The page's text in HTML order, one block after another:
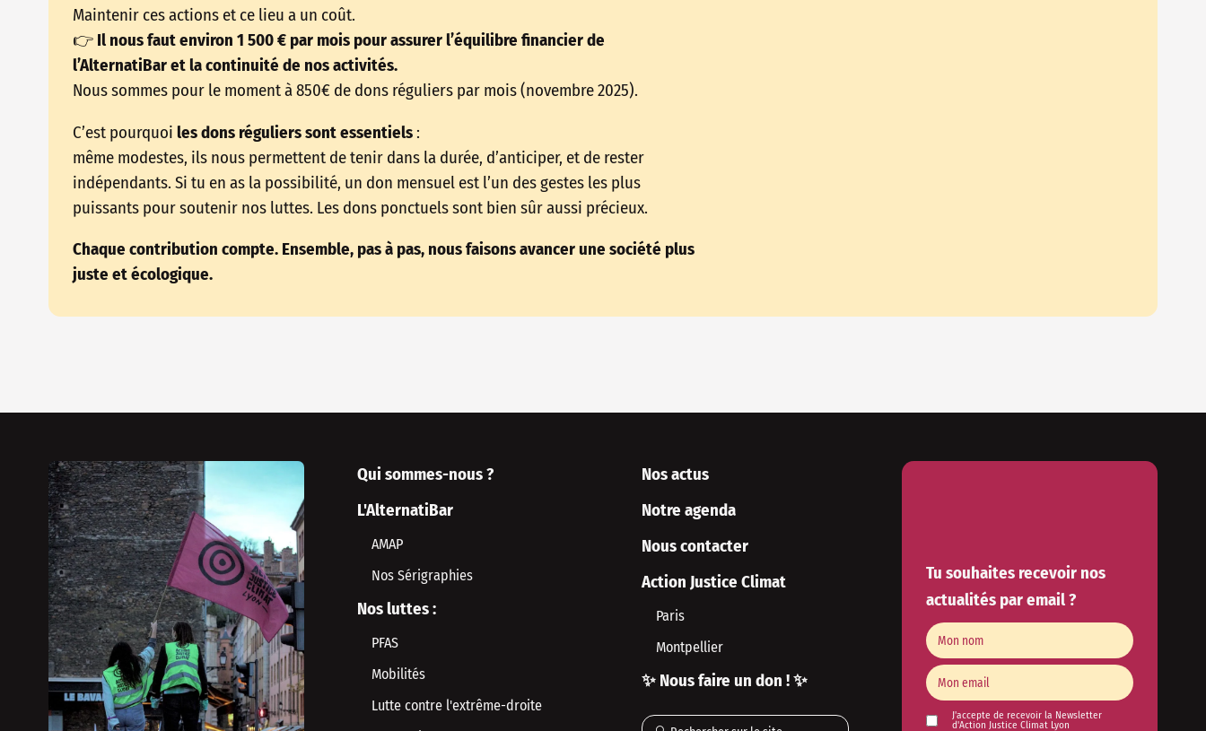
Maintenir ces actions et ce lieu a un coût.
👉 Il nous faut environ 1 500 € par mois pour assurer l’équilibre financier de
l’AlternatiBar et la continuité de nos activités.
Nous sommes pour le moment à 850€ de dons réguliers par mois (novembre 2025).
C’est pourquoi les dons réguliers sont essentiels:
même modestes, ils nous permettent de tenir dans la durée, d’anticiper, et de rester
indépendants. Si tu en as la possibilité, un don mensuel est l’un des gestes les plus
puissants pour soutenir nos luttes. Les dons ponctuels sont bien sûr aussi précieux.
Chaque contribution compte. Ensemble, pas à pas, nous faisons avancer une société plus
juste et écologique.
Qui sommes-nous ?
L'AlternatiBar
AMAP
Nos Sérigraphies
Nos luttes :
PFAS
Mobilités
Lutte contre l'extrême-droite
Nos actus
Notre agenda
Nous contacter
Action Justice Climat
Paris
Montpellier
✨ Nous faire un don ! ✨
Tu souhaites recevoir nos
actualités par email ?
J'accepte de recevoir la Newsletter
d'Action Justice Climat Lyon